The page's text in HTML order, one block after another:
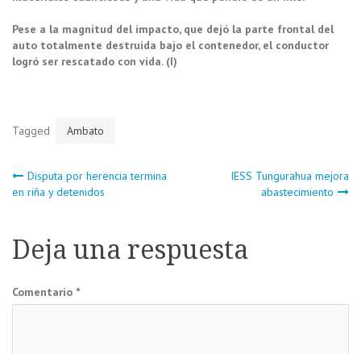
Pese a la magnitud del impacto, que dejó la parte frontal del
auto totalmente destruida bajo el contenedor, el conductor
logró ser rescatado con vida. (I)
Tagged Ambato
Navegación
entradas
Disputa por herencia termina
en riña y detenidos
IESS Tungurahua mejora
abastecimiento
Deja una respuesta
Comentario *